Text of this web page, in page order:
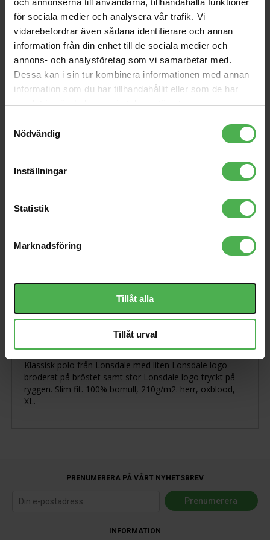
för sociala medier och analysera vår trafik. Vi
vidarebefordrar även sådana identifierare och annan
information från din enhet till de sociala medier och
annons- och analysföretag som vi samarbetar med.
Dessa kan i sin tur kombinera informationen med annan
information som du har tillhandahållit eller som de har
samlat in när du har använt deras tjänster.
Nödvändig
Inställningar
Statistik
Marknadsföring
Tillåt alla
Tillåt urval
Andra som handlade Lonsdale London Acton Polo Oxblood XL
köpte även
Acton Polo Oxblood L
253 kr
AJ-01
59 kr
Speaker Stand Tilt
1636 kr
6.3mm Ma MO > RCA Fe
55 kr
39 kr
Produktbeskrivning
Klassisk polo från Lonsdale med liten Lonsdale logo
broderat på bröstet samt stor Lonsdale logo tryckt på
ryggen. Slim fit. 100% bomull, 210g/m2. herr, oxblood,
XL.
PRENUMERERA PÅ VÅRT NYHETSBREV
INFORMATION